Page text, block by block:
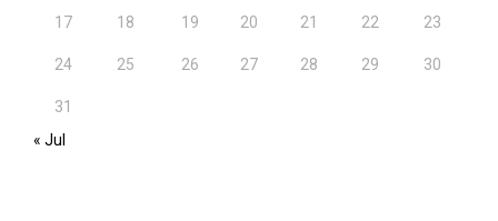
17 18 19 20 21 22 23
24 25 26 27 28 29 30
31
« Jul